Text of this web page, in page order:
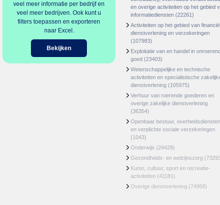
veel meer informatie per bedrijf en
veel meer bedrijven. Ook kunt u
filters toepassen en exporteren
naar Excel.
Bekijken
en overige activiteiten op het gebied
informatiediensten (22261)
Activiteiten op het gebied van
dienstverlening en verzekeringen
(107983)
Exploitatie van en handel in
goed (23403)
Wetenschappelijke en technische
activiteiten en specialistische
dienstverlening (105975)
Verhuur van roerende goederen en
overige zakelijke dienstverlening
(36354)
Openbaar bestuur, overheidsdiensten
en verplichte sociale verzekeringen
(1043)
Onderwijs (24428)
Gezondheids- en welzijnszorg
Kunst, cultuur, sport en recreatie-
activiteiten (41181)
Overige dienstverlening (74958)